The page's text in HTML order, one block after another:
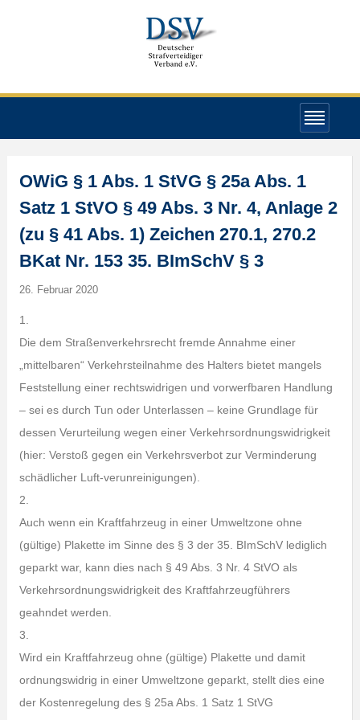
OWiG § 1 Abs. 1 StVG § 25a Abs. 1
Satz 1 StVO § 49 Abs. 3 Nr. 4, Anlage 2
(zu § 41 Abs. 1) Zeichen 270.1, 270.2
BKat Nr. 153 35. BImSchV § 3
26. Februar 2020
1.
Die dem Straßenverkehrsrecht fremde Annahme einer
„mittelbaren“ Verkehrsteilnahme des Halters bietet mangels
Feststellung einer rechtswidrigen und vorwerfbaren Handlung
– sei es durch Tun oder Unterlassen – keine Grundlage für
dessen Verurteilung wegen einer Verkehrsordnungswidrigkeit
(hier: Verstoß gegen ein Verkehrsverbot zur Verminderung
schädlicher Luft-verunreinigungen).
2.
Auch wenn ein Kraftfahrzeug in einer Umweltzone ohne
(gültige) Plakette im Sinne des § 3 der 35. BImSchV lediglich
geparkt war, kann dies nach § 49 Abs. 3 Nr. 4 StVO als
Verkehrsordnungswidrigkeit des Kraftfahrzeugführers
geahndet werden.
3.
Wird ein Kraftfahrzeug ohne (gültige) Plakette und damit
ordnungswidrig in einer Umweltzone geparkt, stellt dies eine
der Kostenregelung des § 25a Abs. 1 Satz 1 StVG